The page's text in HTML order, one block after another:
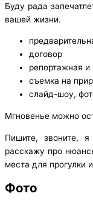
Буду рада
вашей жизни.
договор
репортажная и
съемка на
слайд-шоу,
Мгновенье можно
Пишите, звоните,
расскажу про
места для прогулки
Фото